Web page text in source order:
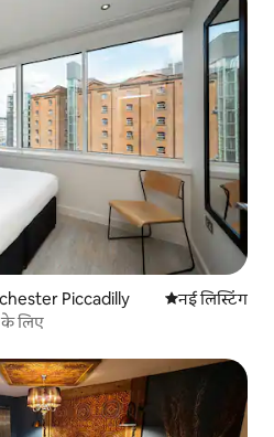
Piccadilly ठहरने की नई
नई लिस्टिंग
के लिए